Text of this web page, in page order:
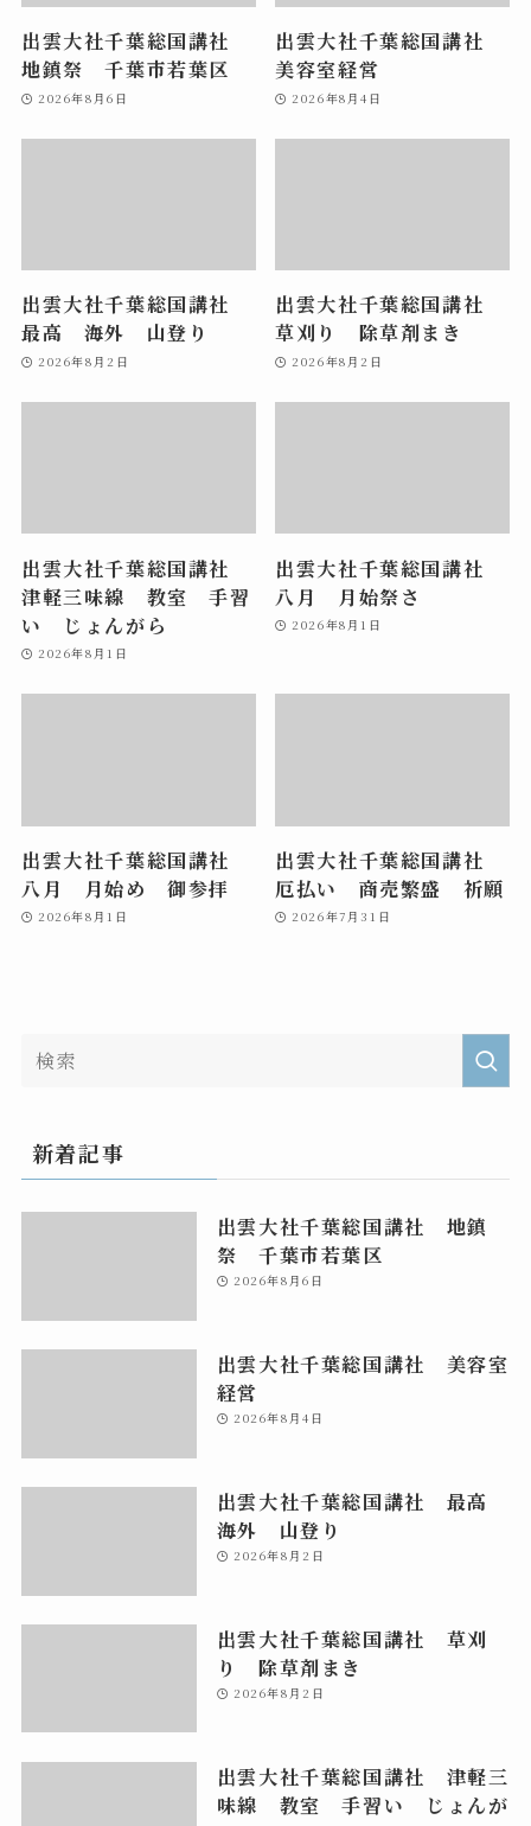
出雲大社千葉総国講社
地鎮祭 千葉市若葉区
2026年8月6日
出雲大社千葉総国講社
美容室経営
2026年8月4日
出雲大社千葉総国講社
最高 海外 山登り
2026年8月2日
出雲大社千葉総国講社
草刈り 除草剤まき
2026年8月2日
出雲大社千葉総国講社
津軽三味線 教室 手習
い じょんがら
2026年8月1日
出雲大社千葉総国講社
八月 月始祭さ
2026年8月1日
出雲大社千葉総国講社
八月 月始め 御参拝
2026年8月1日
出雲大社千葉総国講社
厄払い 商売繁盛 祈願
2026年7月31日
新着記事
出雲大社千葉総国講社 地鎮
祭 千葉市若葉区
2026年8月6日
出雲大社千葉総国講社 美容室
経営
2026年8月4日
出雲大社千葉総国講社 最高
海外 山登り
2026年8月2日
出雲大社千葉総国講社 草刈
り 除草剤まき
2026年8月2日
出雲大社千葉総国講社 津軽三
味線 教室 手習い じょんが